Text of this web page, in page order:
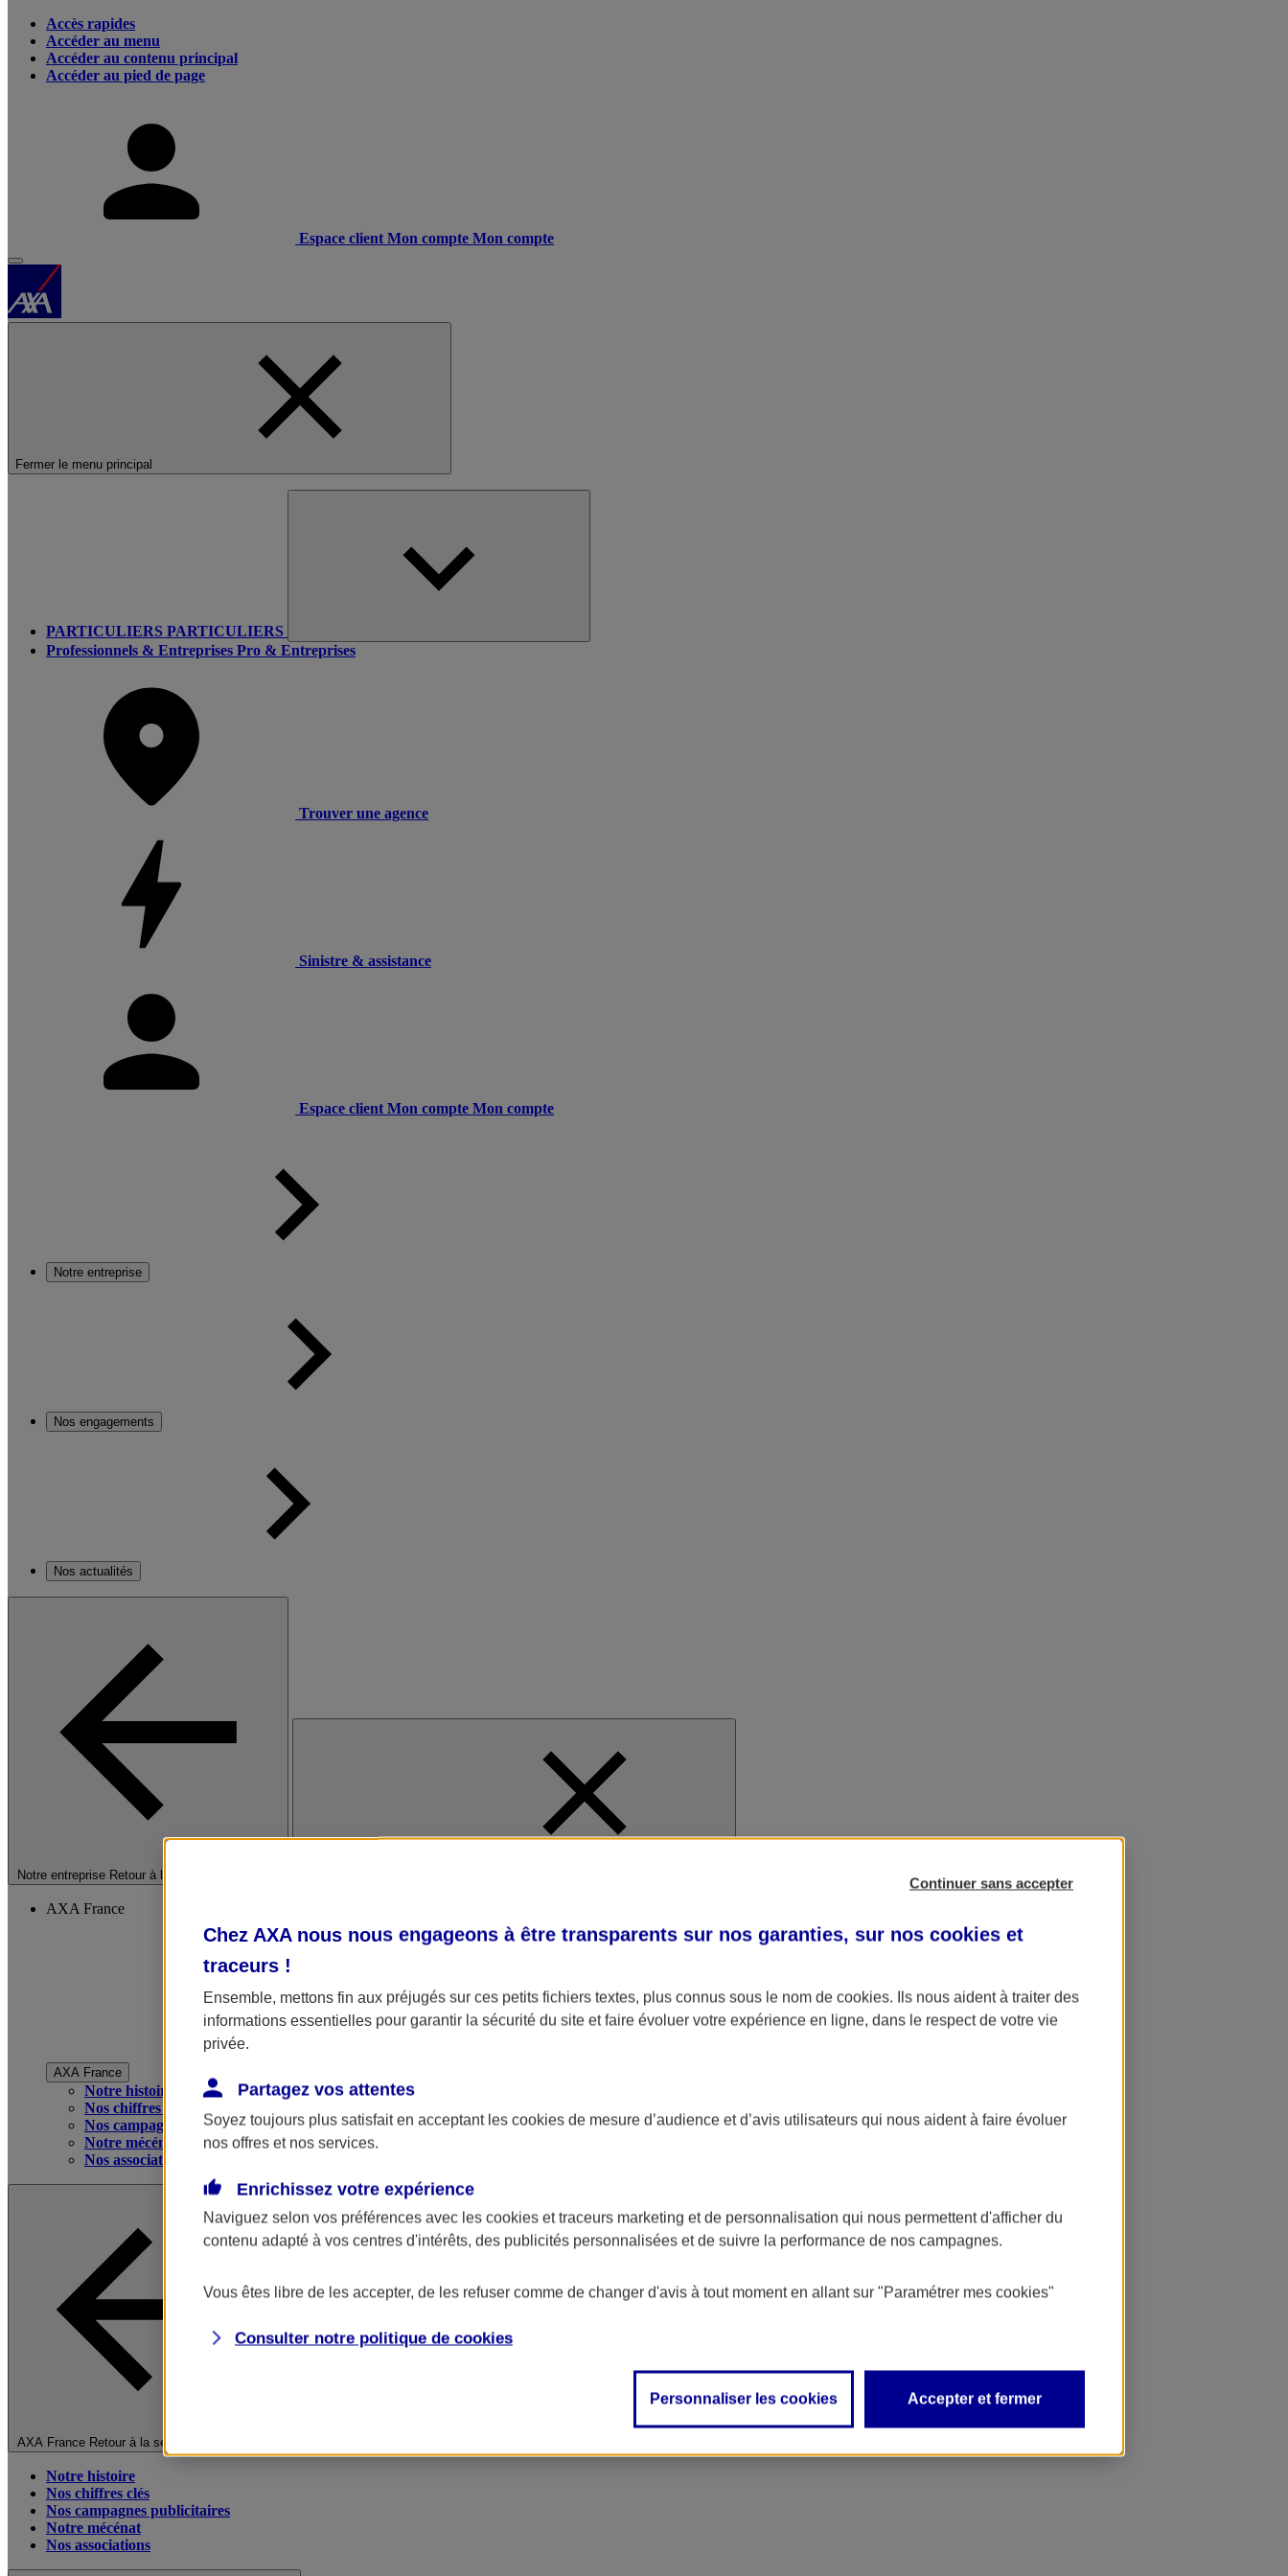
Accès rapides
Accéder au menu
Accéder au contenu principal
Accéder au pied de page
Espace client Mon compte Mon compte
Fermer le menu principal
PARTICULIERS PARTICULIERS
Professionnels & Entreprises Pro & Entreprises
Trouver une agence
Sinistre & assistance
Espace client Mon compte Mon compte
Notre entreprise
Nos engagements
Nos actualités
Notre entreprise Retour à la section précédente
AXA France
AXA France
Notre histoire
Nos chiffres clés
Nos campagnes publicitaires
Notre mécénat
Nos associations
AXA France Retour à la section précédente
Notre histoire
Nos chiffres clés
Nos campagnes publicitaires
Notre mécénat
Nos associations
Continuer sans accepter
Chez AXA nous nous engageons à être transparents sur nos garanties, sur nos cookies et
traceurs !
Ensemble, mettons fin aux préjugés sur ces petits fichiers textes, plus connus sous le nom de cookies. Ils nous aident à traiter des
informations essentielles pour garantir la sécurité du site et faire évoluer votre expérience en ligne, dans le respect de votre vie
privée.
Partagez vos attentes
Soyez toujours plus satisfait en acceptant les cookies de mesure d’audience et d’avis utilisateurs qui nous aident à faire évoluer
nos offres et nos services.
Enrichissez votre expérience
Naviguez selon vos préférences avec les cookies et traceurs marketing et de personnalisation qui nous permettent d'afficher du
contenu adapté à vos centres d'intérêts, des publicités personnalisées et de suivre la performance de nos campagnes.
Vous êtes libre de les accepter, de les refuser comme de changer d'avis à tout moment en allant sur "Paramétrer mes cookies"
Consulter notre politique de cookies
Personnaliser les cookies Accepter et fermer